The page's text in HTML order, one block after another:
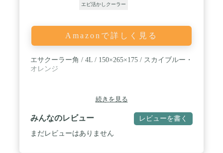
エビ活かしクーラー
Amazonで詳しく見る
エサクーラー角 / 4L / 150×265×175 / スカイブルー・
オレンジ
続きを見る
みんなのレビュー レビューを書く
まだレビューはありません